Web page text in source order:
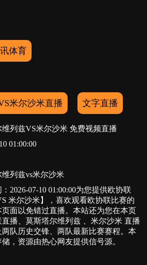
体育
米尔沙米直播 文字直播
列兹VS米尔沙米 免费视频直播
01:00:00
列兹vs米尔沙米
2026-07-10 01:00:00为您提供欧协联
米尔沙米】，喜欢观看欧协联比赛的
面以免错过直播。本站还为您在本页
播、莫斯塔尔维列兹 、米尔沙米 直播
队历史交锋、两队最新比赛赛程。本
，资源由热心网友提供信号源。